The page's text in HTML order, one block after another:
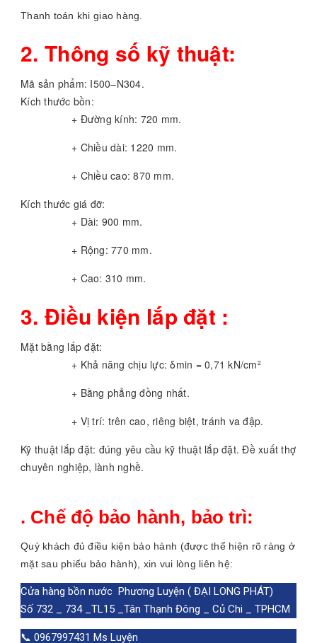
Thanh toán khi giao hàng.
2. Thông số kỹ thuật:
Mã sản phẩm: I500–N304.
Kích thước bồn:
+ Đường kính: 720 mm.
+ Chiều dài: 1220 mm.
+ Chiều cao: 870 mm.
Kích thước giá đỡ:
+ Dài: 900 mm.
+ Rộng: 770 mm.
+ Cao: 310 mm.
3. Điều kiện lắp đặt :
Mặt bằng lắp đặt:
+ Khả năng chịu lực: δmin = 0,71 kN/cm2
+ Bằng phẳng đồng nhất.
+ Vị trí: trên cao, riêng biệt, tránh va đập.
Kỹ thuật lắp đặt: đúng yêu cầu kỹ thuật lắp đặt. Đề xuất thợ
chuyên nghiệp, lành nghề.
. Chế độ bảo hành, bảo trì:
Quý khách đủ điều kiện bảo hành (được thể hiện rõ ràng ở
mặt sau phiếu bảo hành), xin vui lòng liên hệ:
Cửa hàng bồn nước  Phương Luyện ( ĐẠI LONG PHÁT)
Số 732 _ 734 _TL15 _Tân Thạnh Đông _ Củ Chi _ TPHCM
📞 0967997431 Ms Luyện